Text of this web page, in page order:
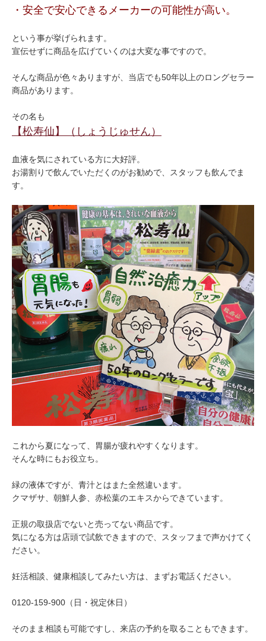
・安全で安心できるメーカーの可能性が高い。
という事が挙げられます。
宣伝せずに商品を広げていくのは大変な事ですので。
そんな商品が色々ありますが、当店でも50年以上のロングセラー
商品があります。
その名も
【松寿仙】（しょうじゅせん）
血液を気にされている方に大好評。
お湯割りで飲んでいただくのがお勧めで、スタッフも飲んでま
す。
これから夏になって、胃腸が疲れやすくなります。
そんな時にもお役立ち。
緑の液体ですが、青汁とはまた全然違います。
クマザサ、朝鮮人参、赤松葉のエキスからできています。
正規の取扱店でないと売ってない商品です。
気になる方は店頭で試飲できますので、スタッフまで声かけてく
ださい。
妊活相談、健康相談してみたい方は、まずお電話ください。
0120-159-900（日・祝定休日）
そのまま相談も可能ですし、来店の予約を取ることもできます。